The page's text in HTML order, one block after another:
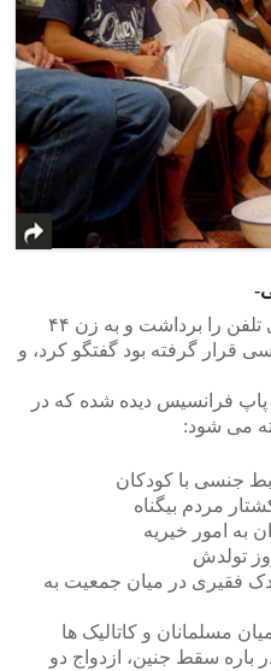
پاپ در نهایت سادگی و بی آلایشی تلفن را برداشت و به زن ۴۴
قرار گرفته بود گفتگو کرد، و
پاپ فرانسیس دیده شده که در
می شود:
جنسی با کودکان
مردم بیگناه
به امور خیریه
تولدش
فقیری در میان جمعیت به
مسلمانان و کاتالیک ها
باره سقط جنین، ازدواج دو